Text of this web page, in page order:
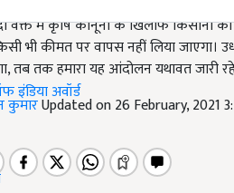
इंडिया अवॉर्ड
वक्त में कृषि कानूनों के खिलाफ किसानों
भी कीमत पर वापस नहीं लिया
तब तक हमारा यह आंदोलन यथावत जारी
कुमारUpdated on 26 February, 2021